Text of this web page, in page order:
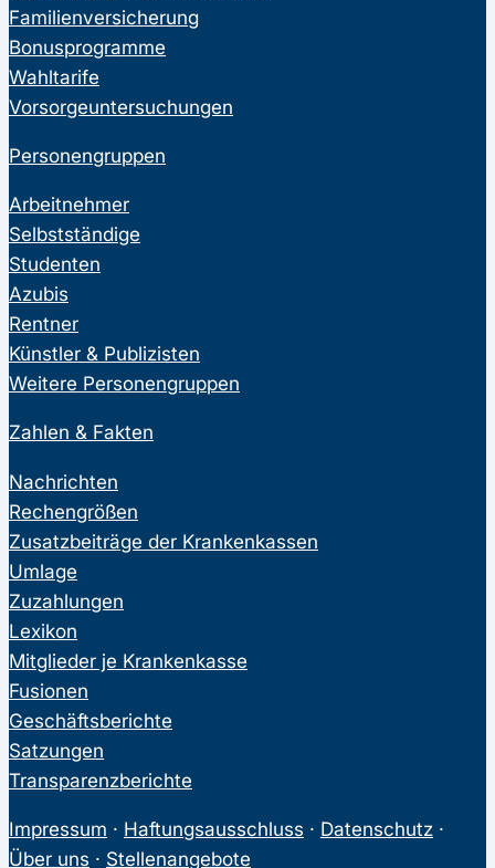
Familienversicherung
Bonusprogramme
Wahltarife
Vorsorgeuntersuchungen
Personengruppen
Arbeitnehmer
Selbstständige
Studenten
Azubis
Rentner
Künstler & Publizisten
Weitere Personengruppen
Zahlen & Fakten
Nachrichten
Rechengrößen
Zusatzbeiträge der Krankenkassen
Umlage
Zuzahlungen
Lexikon
Mitglieder je Krankenkasse
Fusionen
Geschäftsberichte
Satzungen
Transparenzberichte
Impressum · Haftungsausschluss · Datenschutz ·
Über uns · Stellenangebote